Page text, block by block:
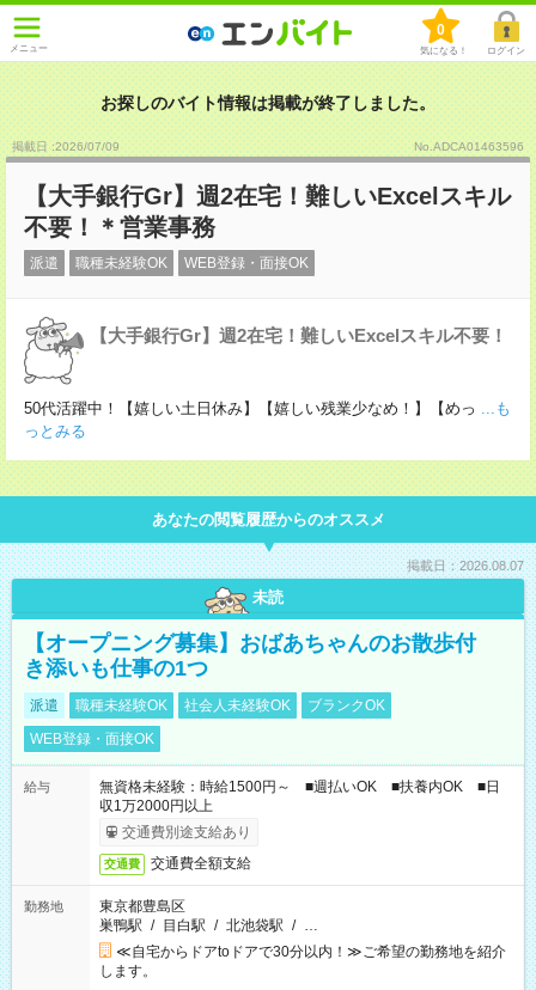
メニュー
0
気になる！ ログイン
お探しのバイト情報は掲載が終了しました。
掲載日 :2026/07/09 No.ADCA01463596
【大手銀行Gr】週2在宅！難しいExcelスキル
不要！＊営業事務
派遣 職種未経験OK WEB登録・面接OK
【大手銀行Gr】週2在宅！難しいExcelスキル不要！
50代活躍中！【嬉しい土日休み】【嬉しい残業少なめ！】【めっ ...も
っとみる
あなたの閲覧履歴からのオススメ
掲載日：2026.08.07
未読
【オープニング募集】おばあちゃんのお散歩付
き添いも仕事の1つ
派遣 職種未経験OK 社会人未経験OK
ブランクOK
WEB登録・面接OK
給与
無資格未経験：時給1500円～ ■週払いOK ■扶養内OK ■日
収1万2000円以上
交通費別途支給あり
交通費 交通費全額支給
勤務地
東京都豊島区
巣鴨駅 / 目白駅 / 北池袋駅 / …
≪自宅からドアtoドアで30分以内！≫ご希望の勤務地を紹介
します。